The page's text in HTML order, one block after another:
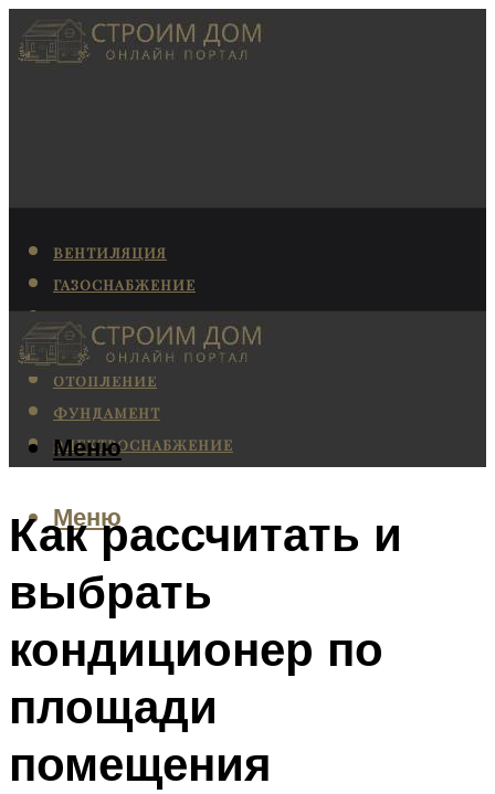
ВЕНТИЛЯЦИЯ
ГАЗОСНАБЖЕНИЕ
КАНАЛИЗАЦИЯ
КОНДИЦИОНИРОВАНИЕ
ОТОПЛЕНИЕ
ФУНДАМЕНТ
ЭЛЕКТРОСНАБЖЕНИЕ
Меню
Меню
Как рассчитать и
выбрать
кондиционер по
площади
помещения